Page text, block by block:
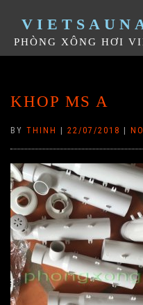
PHÒNG XÔNG HƠI
KHOP MS A
BY THINH 22/07/2018